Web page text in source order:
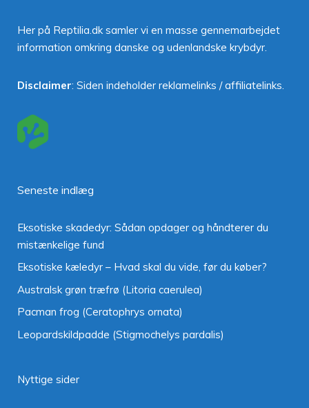
Her på Reptilia.dk samler vi en masse gennemarbejdet
information omkring danske og udenlandske krybdyr.
Disclaimer: Siden indeholder reklamelinks / affiliatelinks.
Seneste indlæg
Eksotiske skadedyr: Sådan opdager og håndterer du
mistænkelige fund
Eksotiske kæledyr – Hvad skal du vide, før du køber?
Australsk grøn træfrø (Litoria caerulea)
Pacman frog (Ceratophrys ornata)
Leopardskildpadde (Stigmochelys pardalis)
Nyttige sider